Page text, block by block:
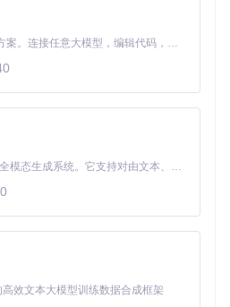
选择"大文件"清理
优化
方案，比通用清理提升50%空间释
一次常规清理
次深度清理
Claude Code 的开源替代方案。连接任意大模型，编辑代码，运行命令，自动验证 — 全自动执行。用 Rust 构建，极致性能。 ｜ An open-source alternative to Claude Code. Connect any LLM, edit code, run commands, and verify changes — autonomously. Built in Rust for speed. Get Started
MiniMax H3 是一个通用的全模态生成系统。它支持对由文本、图像、视频和音频组成的多模态上下文进行统一理解，并能生成分辨率高达 2K、时长可达 15 秒的带原生立体声音频的视频。得益于面向任务泛化的系统设计，H3 在预训练阶段就已具备广泛的多模态上下文理解与生成能力，能够出色地执行复杂的多模态指令。
0
效文本大模型训练数据合成框架